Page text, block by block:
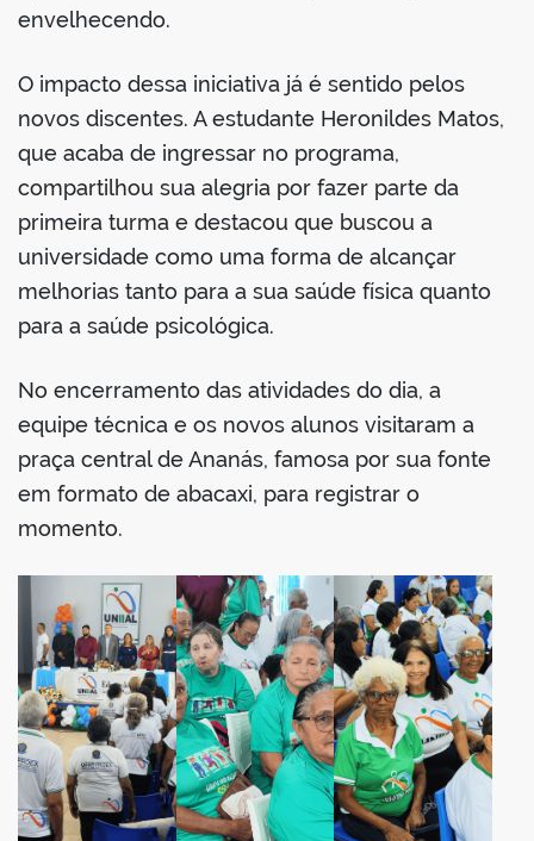
envelhecendo.
O impacto dessa iniciativa já é sentido pelos
novos discentes. A estudante Heronildes Matos,
que acaba de ingressar no programa,
compartilhou sua alegria por fazer parte da
primeira turma e destacou que buscou a
universidade como uma forma de alcançar
melhorias tanto para a sua saúde física quanto
para a saúde psicológica.
No encerramento das atividades do dia, a
equipe técnica e os novos alunos visitaram a
praça central de Ananás, famosa por sua fonte
em formato de abacaxi, para registrar o
momento.